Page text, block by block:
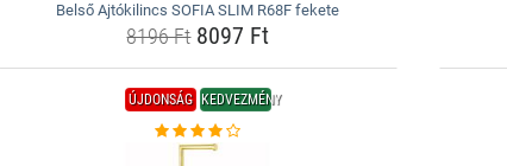
Belső Ajtókilincs SOFIA SLIM R68F fekete
8196 Ft8097 Ft
ÚJDONSÁG KEDVEZMÉNY